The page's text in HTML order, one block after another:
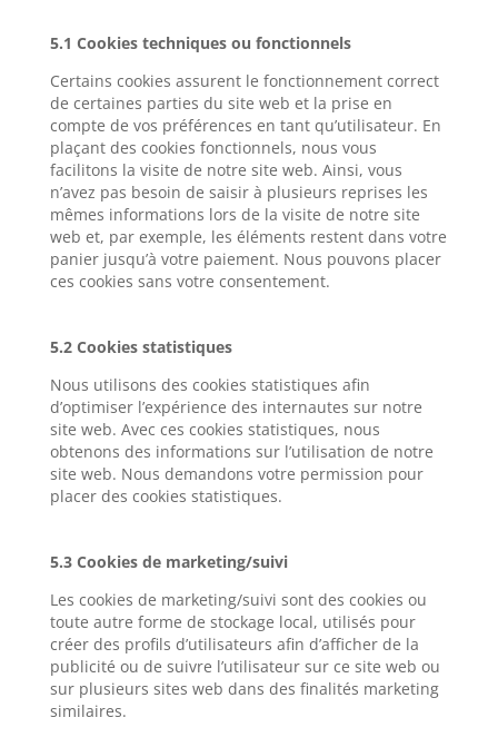
5.1 Cookies techniques ou fonctionnels
Certains cookies assurent le fonctionnement correct
de certaines parties du site web et la prise en
compte de vos préférences en tant qu’utilisateur. En
plaçant des cookies fonctionnels, nous vous
facilitons la visite de notre site web. Ainsi, vous
n’avez pas besoin de saisir à plusieurs reprises les
mêmes informations lors de la visite de notre site
web et, par exemple, les éléments restent dans votre
panier jusqu’à votre paiement. Nous pouvons placer
ces cookies sans votre consentement.
5.2 Cookies statistiques
Nous utilisons des cookies statistiques afin
d’optimiser l’expérience des internautes sur notre
site web. Avec ces cookies statistiques, nous
obtenons des informations sur l’utilisation de notre
site web. Nous demandons votre permission pour
placer des cookies statistiques.
5.3 Cookies de marketing/suivi
Les cookies de marketing/suivi sont des cookies ou
toute autre forme de stockage local, utilisés pour
créer des profils d’utilisateurs afin d’afficher de la
publicité ou de suivre l’utilisateur sur ce site web ou
sur plusieurs sites web dans des finalités marketing
similaires.